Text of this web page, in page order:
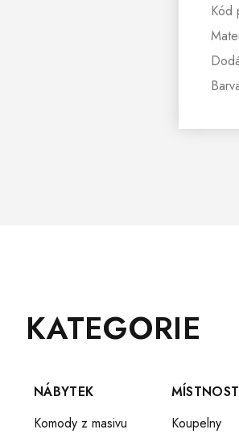
Kód
Přeskočit
kategorie
KATEGORIE
NÁBYTEK
Komody z masivu
Koupelny